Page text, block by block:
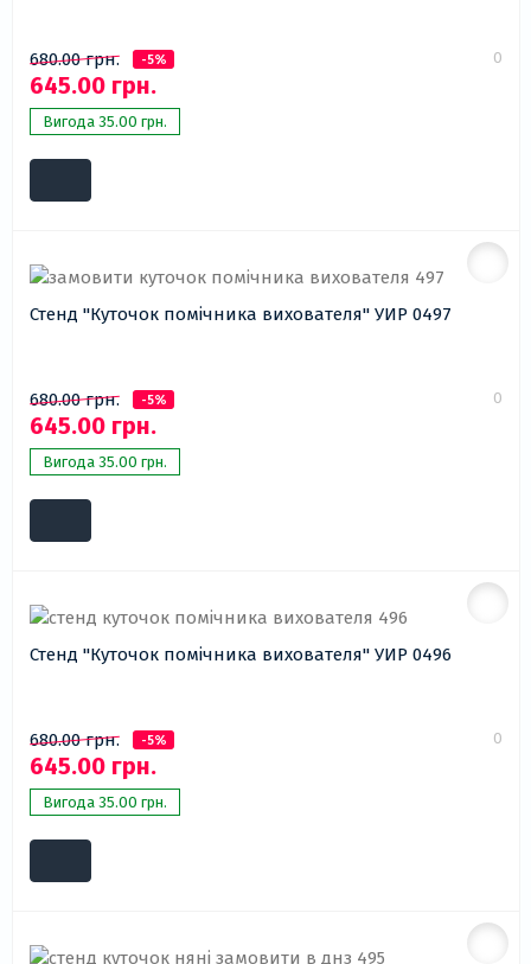
680.00 грн. -5%
645.00 грн.
Вигода 35.00 грн.
0
Стенд "Куточок помічника вихователя" УИР 0497
680.00 грн. -5%
645.00 грн.
Вигода 35.00 грн.
0
Стенд "Куточок помічника вихователя" УИР 0496
680.00 грн. -5%
645.00 грн.
Вигода 35.00 грн.
0